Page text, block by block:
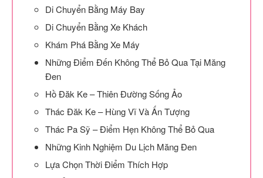
Di Chuyển Bằng Máy Bay
Di Chuyển Bằng Xe Khách
Khám Phá Bằng Xe Máy
Những Điểm Đến Không Thể Bỏ Qua Tại Măng
Đen
Hồ Đăk Ke – Thiên Đường Sống Ảo
Thác Đăk Ke – Hùng Vĩ Và Ấn Tượng
Thác Pa Sỹ – Điểm Hẹn Không Thể Bỏ Qua
Những Kinh Nghiệm Du Lịch Măng Đen
Lựa Chọn Thời Điểm Thích Hợp